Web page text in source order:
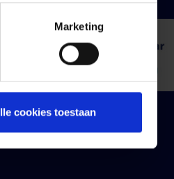
Marketing
cookies toestaan